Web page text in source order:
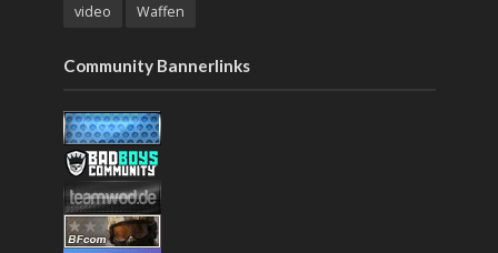
video
Waffen
Community Bannerlinks